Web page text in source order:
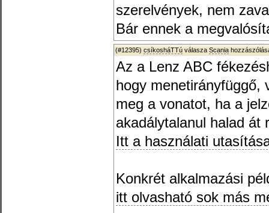
szerelvények, nem
Bár ennek a
(#12395) csíkosháTTú válasza Scania
Az a Lenz ABC
hogy menetirányfüggő,
meg a vonatot, ha a
akadálytalanul halad át
Itt a használati
Konkrét alkalmazási
itt olvasható sok más